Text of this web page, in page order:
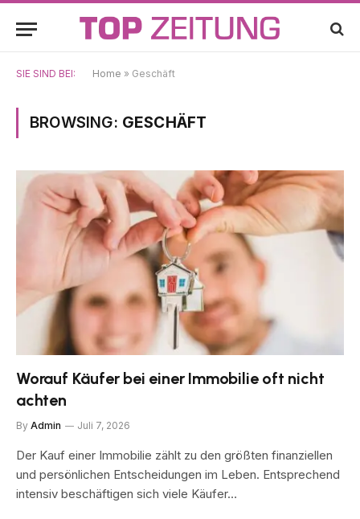
SIE SIND BEI: Home » Geschäft
BROWSING: GESCHÄFT
Worauf Käufer bei einer Immobilie oft nicht
achten
By Admin Juli 7, 2026
Der Kauf einer Immobilie zählt zu den größten finanziellen
und persönlichen Entscheidungen im Leben. Entsprechend
intensiv beschäftigen sich viele Käufer…